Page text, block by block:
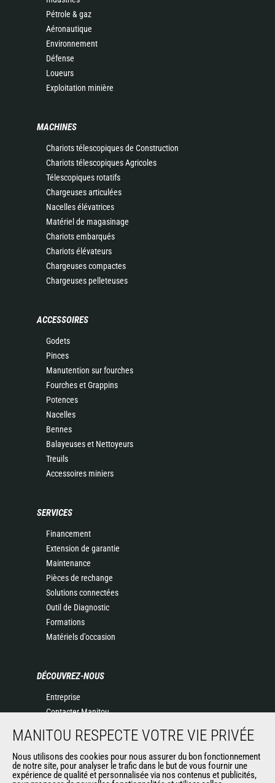
Pétrole & gaz
Aéronautique
Environnement
Défense
Loueurs
Exploitation minière
MACHINES
Chariots télescopiques de Construction
Chariots télescopiques Agricoles
Télescopiques rotatifs
Chargeuses articulées
Nacelles élévatrices
Matériel de magasinage
Chariots embarqués
Chariots élévateurs
Chargeuses compactes
Chargeuses pelleteuses
ACCESSOIRES
Godets
Pinces
Manutention sur fourches
Fourches et Grappins
Potences
Nacelles
Bennes
Balayeuses et Nettoyeurs
Treuils
Accessoires miniers
SERVICES
Financement
Extension de garantie
Maintenance
Pièces de rechange
Solutions connectées
Outil de Diagnostic
Formations
Matériels d'occasion
DÉCOUVREZ-NOUS
Entreprise
Contacter Manitou
Politique de protection des données
Evénements
Actualités
MANITOU RESPECTE VOTRE VIE PRIVÉE
Nous utilisons des cookies pour nous assurer du bon fonctionnement
de notre site, pour analyser le trafic dans le but de vous fournir une
expérience de qualité et personnalisée via nos contenus et publicités,